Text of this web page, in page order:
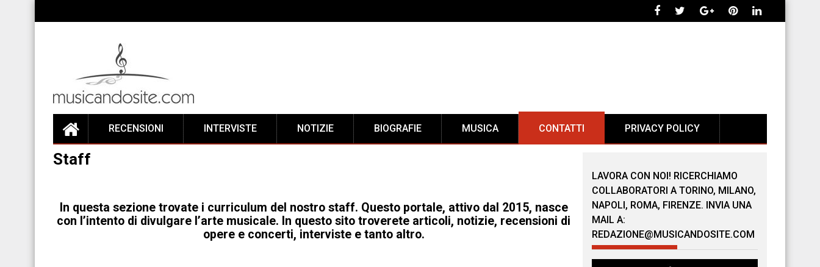
RECENSIONI INTERVISTE NOTIZIE BIOGRAFIE MUSICA CONTATTI PRIVACY POLICY
Staff
In questa sezione trovate i curriculum del nostro staff. Questo portale, attivo dal 2015, nasce
con l’intento di divulgare l’arte musicale. In questo sito troverete articoli, notizie, recensioni di
opere e concerti, interviste e tanto altro.
LAVORA CON NOI! RICERCHIAMO
COLLABORATORI A TORINO, MILANO,
NAPOLI, ROMA, FIRENZE. INVIA UNA
MAIL A:
REDAZIONE@MUSICANDOSITE.COM